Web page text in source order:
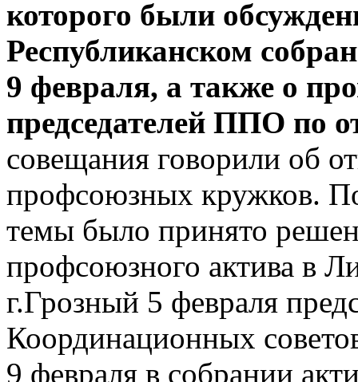
которого были
Республиканском
9 февраля, а также о
председателей ППО по
совещания говорили об
профсоюзных кружков.
темы было принято
профсоюзного актива в
г.Грозный 5 февраля
Координационных
9 февраля в собрании